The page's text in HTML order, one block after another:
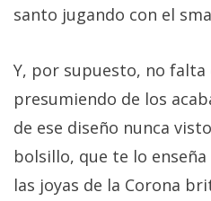
santo jugando con el
Y, por supuesto, no
presumiendo de los
de ese diseño nunca
bolsillo, que te lo
las joyas de la Corona